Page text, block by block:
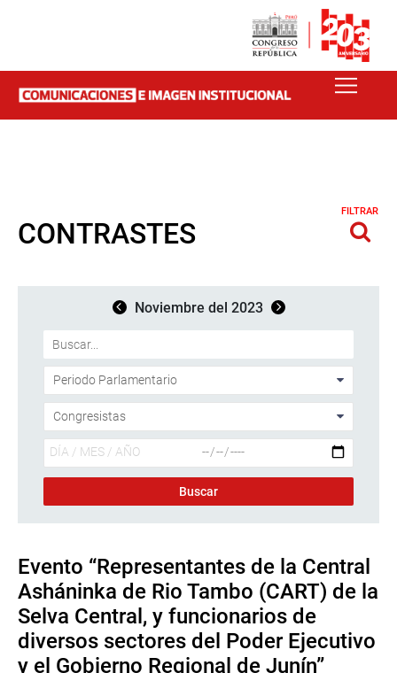
CONTRASTES
FILTRAR
Noviembre del 2023
Evento “Representantes de la Central
Asháninka de Rio Tambo (CART) de la
Selva Central, y funcionarios de
diversos sectores del Poder Ejecutivo
y el Gobierno Regional de Junín”